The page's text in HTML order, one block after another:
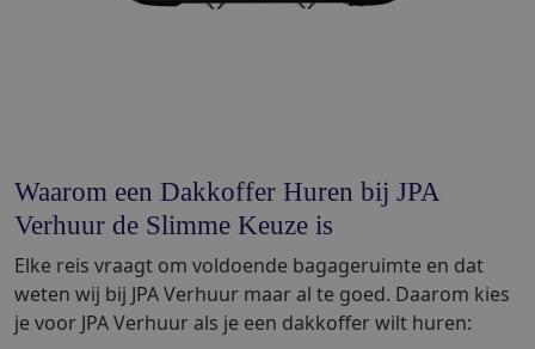
Waarom een Dakkoffer Huren bij JPA
Verhuur de Slimme Keuze is
Elke reis vraagt om voldoende bagageruimte en dat
weten wij bij JPA Verhuur maar al te goed. Daarom kies
je voor JPA Verhuur als je een dakkoffer wilt huren: